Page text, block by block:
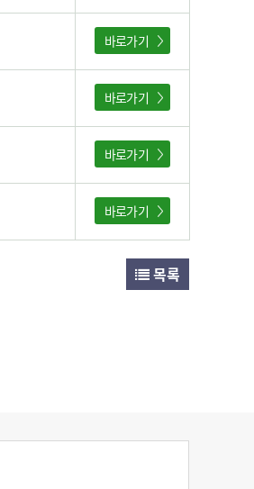
바로가기
바로가기
바로가기
바로가기
목록